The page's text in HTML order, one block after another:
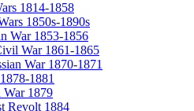
1814-1858
1850s-1890s
War 1853-1856
War 1861-1865
War 1870-1871
1881
1879
Revolt 1884